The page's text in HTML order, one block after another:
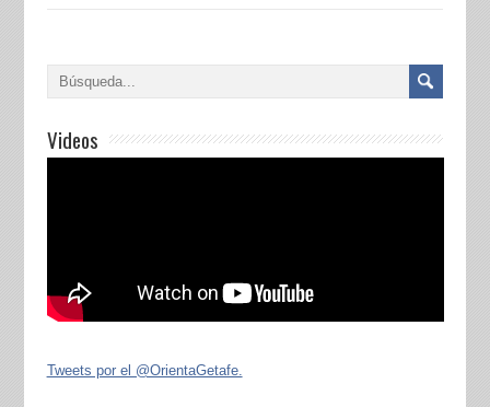
Videos
Tweets por el @OrientaGetafe.